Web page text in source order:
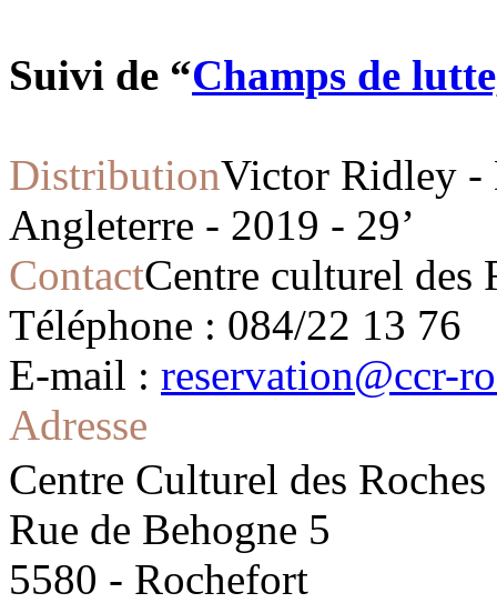
Suivi de “Champs de
DistributionVictor Ridley -
Angleterre - 2019 - 29’
ContactCentre culturel des
Téléphone : 084/22 13 76
E-mail : reservation@ccr-
Adresse
Centre Culturel des Roches
Rue de Behogne 5
5580 - Rochefort